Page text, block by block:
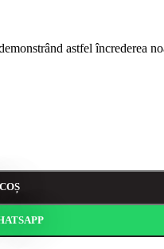
astfel încrederea